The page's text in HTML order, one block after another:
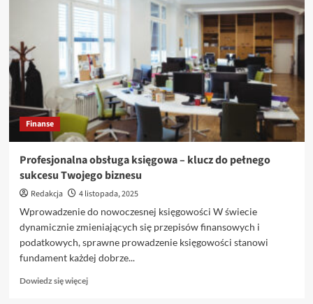
reklamowych
Warszawa
Finanse
Profesjonalna obsługa księgowa – klucz do pełnego
sukcesu Twojego biznesu
Redakcja
4 listopada, 2025
Wprowadzenie do nowoczesnej księgowości W świecie
dynamicznie zmieniających się przepisów finansowych i
podatkowych, sprawne prowadzenie księgowości stanowi
fundament każdej dobrze...
Dowiedz się więcejDowiedz